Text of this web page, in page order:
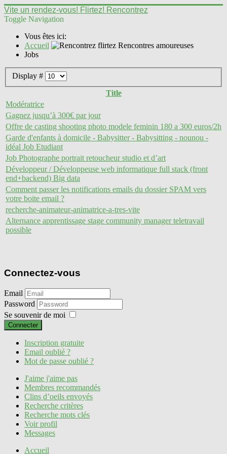
Vite un rendez-vous! Flirtez! Rencontrez
Toggle Navigation
Vous êtes ici:
Accueil
Jobs
Display #
Title
Modératrice
Gagnez jusqu’à 300€ par jour
Offre de casting shooting photo modele feminin 180 a 300 euros/2h
Garde d'enfants à domicile - Babysitter - Babysitting - nounou -
idéal Job Etudiant
Job Photographe portrait retoucheur studio et d’art
Développeur / Développeuse web informatique full stack (front
end+backend) Big data
Comment passer les notifications emails du dossier SPAM vers
votre boite email ?
recherche-animateur-animatrice-a-tres-vite
Alternance apprentissage stage community manager teletravail
possible
Connectez-vous
Email
Password
Se souvenir de moi
Connecter
Inscription gratuite
Email oublié ?
Mot de passe oublié ?
J'aime j'aime pas
Membres recommandés
Clins d’oeils envoyés
Recherche critères
Recherche mots clés
Voir profil
Messages
Accueil